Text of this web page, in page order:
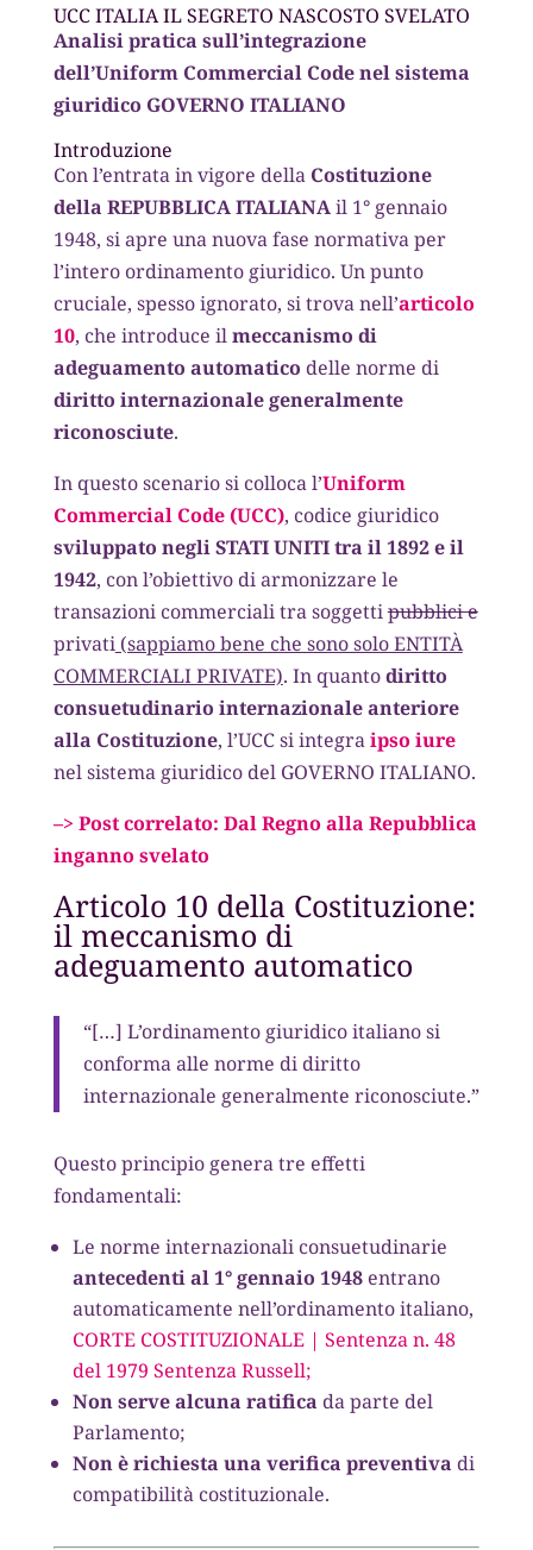
UCC ITALIA IL SEGRETO NASCOSTO SVELATO
Analisi pratica sull’integrazione
dell’Uniform Commercial Code nel sistema
giuridico GOVERNO ITALIANO
Introduzione
Con l’entrata in vigore della Costituzione
della REPUBBLICA ITALIANAil 1° gennaio
1948, si apre una nuova fase normativa per
l’intero ordinamento giuridico. Un punto
cruciale, spesso ignorato, si trova nell’articolo
10, che introduce ilmeccanismo di
adeguamento automatico delle norme di
diritto internazionale generalmente
riconosciute.
In questo scenario si colloca l’Uniform
Commercial Code (UCC), codice giuridico
sviluppato negli STATI UNITI tra il 1892 e il
1942, con l’obiettivo di armonizzare le
transazioni commerciali tra soggettipubblici e
privati(sappiamo bene che sono solo ENTITÀ
COMMERCIALI PRIVATE). In quantodiritto
consuetudinario internazionale anteriore
alla Costituzione, l’UCC si integraipso iure
nel sistema giuridico del GOVERNO ITALIANO.
–> Post correlato: Dal Regno alla Repubblica
inganno svelato
Articolo 10 della Costituzione:
il meccanismo di
adeguamento automatico
“[…] L’ordinamento giuridico italiano si
conforma alle norme di diritto
internazionale generalmente riconosciute.”
Questo principio genera tre effetti
fondamentali:
Le norme internazionali consuetudinarie
antecedenti al 1° gennaio 1948entrano
automaticamente nell’ordinamento italiano,
CORTE COSTITUZIONALE | Sentenza n. 48
del 1979 Sentenza Russell;
Non serve alcuna ratifica da parte del
Parlamento;
Non è richiesta una verifica preventiva di
compatibilità costituzionale.